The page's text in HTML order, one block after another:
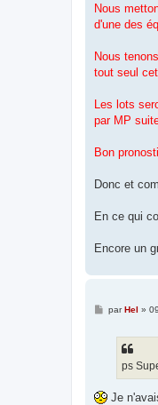
Nous
d'une des
Nous
tout seul
Les lots
par MP
Bon
Donc et
En ce qui
Encore un
MparHel »
ps
Je